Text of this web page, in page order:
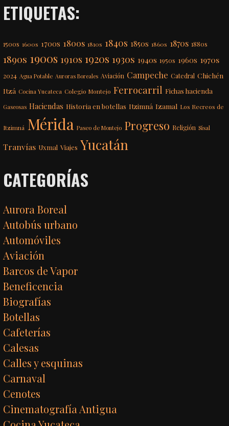
ETIQUETAS:
1500s 1600s 1700s 1800s 1810s 1840s 1850s 1860s 1870s 1880s
1890s 1900s 1910s 1920s 1930s 1940s 1950s 1960s 1970s
2024 Agua Potable Auroras Boreales Aviación Campeche Catedral Chichén
Itzá Cocina Yucateca Colegio Montejo Ferrocarril Fichas hacienda
Gaseosas Haciendas Historia en botellas Itzimná Izamal Los Recreos de
Itzimná Mérida Paseo de Montejo Progreso Religión Sisal
Tranvías Uxmal Viajes Yucatán
CATEGORÍAS
Aurora Boreal
Autobús urbano
Automóviles
Aviación
Barcos de Vapor
Beneficencia
Biografías
Botellas
Cafeterías
Calesas
Calles y esquinas
Carnaval
Cenotes
Cinematografía Antigua